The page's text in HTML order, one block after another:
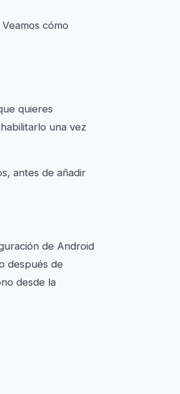
cómo
quieres
una vez
antes de añadir
de Android
después de
desde la